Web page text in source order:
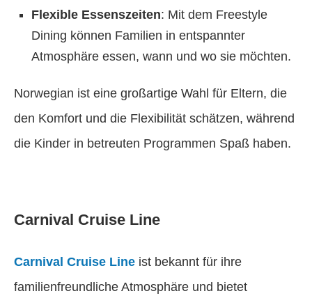
Flexible Essenszeiten: Mit dem Freestyle
Dining können Familien in entspannter
Atmosphäre essen, wann und wo sie möchten.
Norwegian ist eine großartige Wahl für Eltern, die
den Komfort und die Flexibilität schätzen, während
die Kinder in betreuten Programmen Spaß haben.
Carnival Cruise Line
Carnival Cruise Line ist bekannt für ihre
familienfreundliche Atmosphäre und bietet